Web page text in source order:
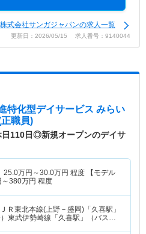
株式会社サンガジャパンの求人一覧
更新日：2026/05/15 求人番号：9140044
特化型デイサービス みらい
職員)
110日◎新規オープンのデイサ
25.0万円～30.0万円 程度 【モデル
380万円 程度
ＪＲ東北本線(上野－盛岡)「久喜駅」
）東武伊勢崎線「久喜駅」（バス・